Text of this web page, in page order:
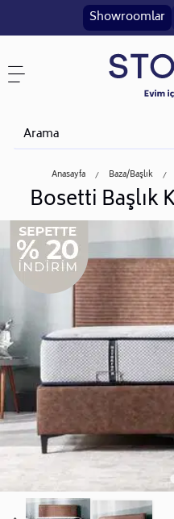
Showroomlar
Anasayfa Baza/başlık
Bosetti Başlık